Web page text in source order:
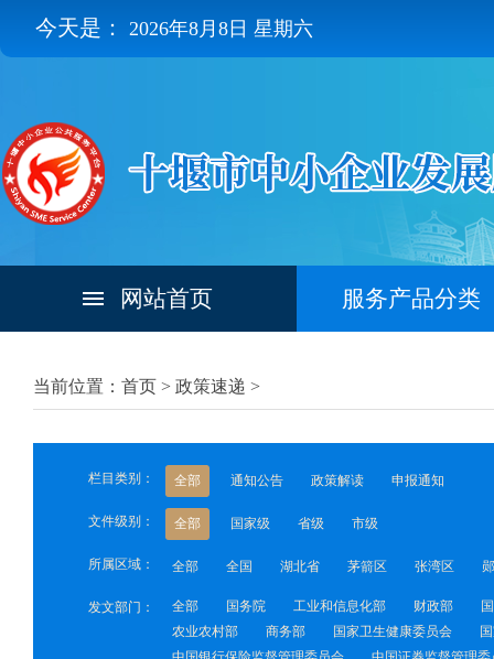
今天是： 2026年8月8日 星期六
网站首页 服务产品分类
当前位置：首页 > 政策速递 >
栏目类别： 全部 通知公告 政策解读 申报通知
文件级别： 全部 国家级 省级 市级
所属区域： 全部 全国 湖北省 茅箭区 张湾区
发文部门： 全部 国务院 工业和信息化部 财政部
农业农村部
商务部 国家卫生健康委员会